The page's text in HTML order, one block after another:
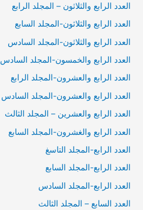
العدد الرابع والثلاثون – المجلد الرابع
العدد الرابع والثلاثون-المجلد السابع
العدد الرابع والثلاثون-المجلد السادس
العدد الرابع والخمسون-المجلد السادس
العدد الرابع والعشرون-المجلد الرابع
العدد الرابع والعشرون-المجلد السادس
العدد الرابع والعشرين – المجلد الثالث
العدد الرابع والغشرون-المجلد السابع
العدد الرابع-المجلد التاسغ
العدد الرابع-المجلد السابع
العدد الرابع-المجلد السادس
العدد السابع – المجلد الثالث